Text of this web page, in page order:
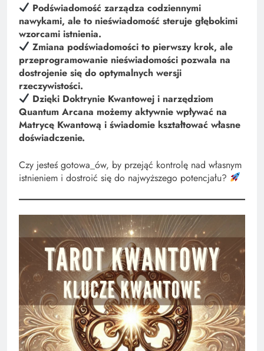
Podświadomość zarządza codziennymi
nawykami, ale to nieświadomość steruje głębokimi
wzorcami istnienia.
Zmiana podświadomości to pierwszy krok, ale
przeprogramowanie nieświadomości pozwala na
dostrojenie się do optymalnych wersji
rzeczywistości.
Dzięki Doktrynie Kwantowej i narzędziom
Quantum Arcana możemy aktywnie wpływać na
Matrycę Kwantową i świadomie kształtować własne
doświadczenie.
Czy jesteś gotowa_ów, by przejąć kontrolę nad własnym
istnieniem i dostroić się do najwyższego potencjału?